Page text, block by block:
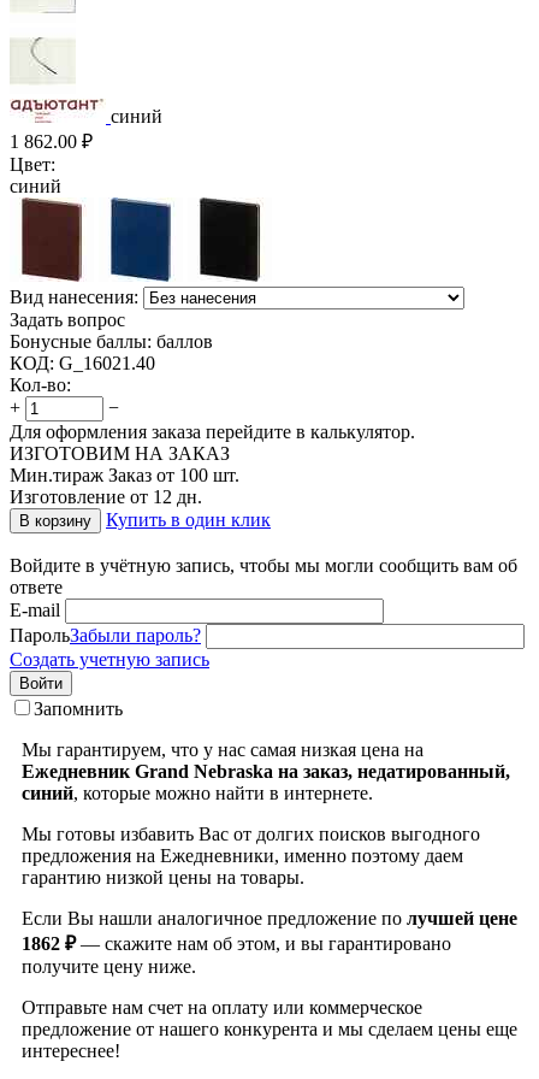
синий
1 862.00 ₽
Цвет:
синий
Вид нанесения:
Задать вопрос
Бонусные баллы: баллов
КОД: G_16021.40
Кол-во:
+
−
Для оформления заказа перейдите в калькулятор.
ИЗГОТОВИМ НА ЗАКАЗ
Мин.тираж Заказ от 100 шт.
Изготовление от 12 дн.
В корзину Купить в один клик
Войдите в учётную запись, чтобы мы могли сообщить вам об
ответе
E-mail
ПарольЗабыли пароль?
Создать учетную запись
Войти
Запомнить
Мы гарантируем, что у нас самая низкая цена на
Ежедневник Grand Nebraska на заказ, недатированный,
синий, которые можно найти в интернете.
Мы готовы избавить Вас от долгих поисков выгодного
предложения на Ежедневники, именно поэтому даем
гарантию низкой цены на товары.
Если Вы нашли аналогичное предложение по лучшей цене
1862 ₽— скажите нам об этом, и вы гарантировано
получите цену ниже.
Отправьте нам счет на оплату или коммерческое
предложение от нашего конкурента и мы сделаем цены еще
интереснее!